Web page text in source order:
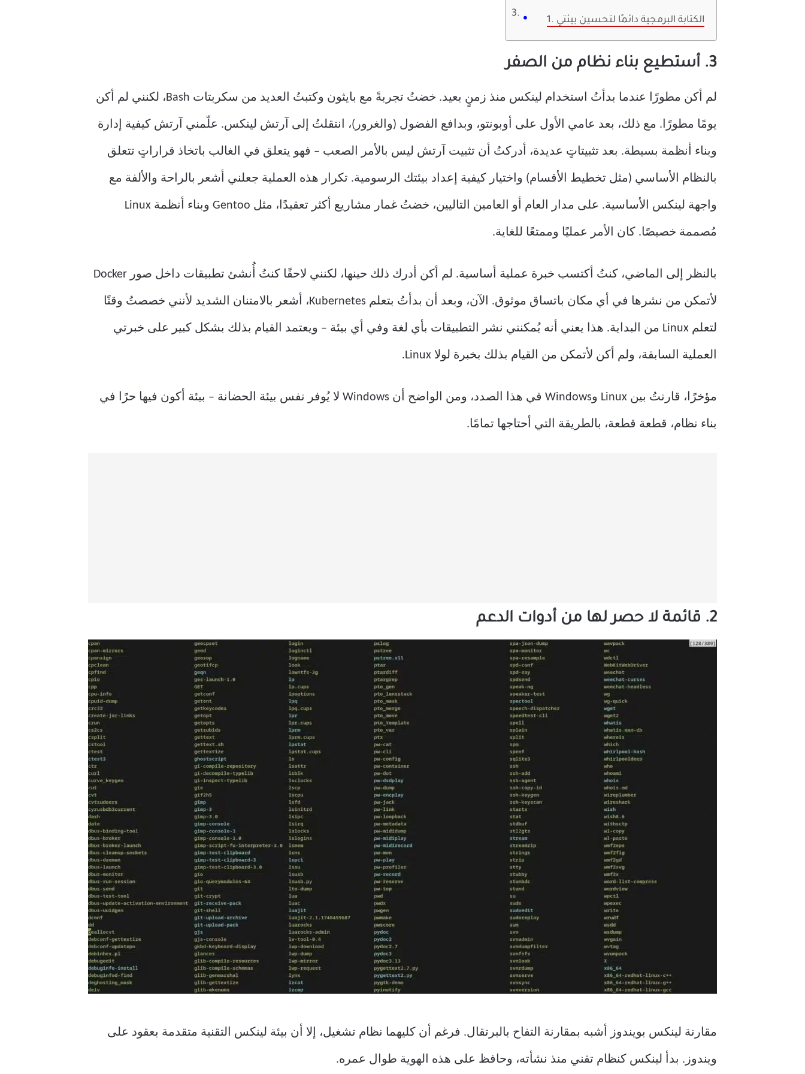
1. الكتابة البرمجية دائمًا لتحسين بيئتي
3. أستطيع بناء نظام من الصفر
لم أكن مطورًا عندما بدأتُ استخدام لينكس منذ زمنٍ بعيد. خضتُ تجربةً مع بايثون وكتبتُ العديد من سكربتات Bash، لكنني لم أكن
يومًا مطورًا. مع ذلك، بعد عامي الأول على أوبونتو، وبدافع الفضول (والغرور)، انتقلتُ إلى آرتش لينكس. علّمني آرتش كيفية إدارة
وبناء أنظمة بسيطة. بعد تثبيتاتٍ عديدة، أدركتُ أن تثبيت آرتش ليس بالأمر الصعب – فهو يتعلق في الغالب باتخاذ قراراتٍ تتعلق
بالنظام الأساسي (مثل تخطيط الأقسام) واختيار كيفية إعداد بيئتك الرسومية. تكرار هذه العملية جعلني أشعر بالراحة والألفة مع
واجهة لينكس الأساسية. على مدار العام أو العامين التاليين، خضتُ غمار مشاريع أكثر تعقيدًا، مثل Gentoo وبناء أنظمة Linux
مُصممة خصيصًا. كان الأمر عمليًا وممتعًا للغاية.
بالنظر إلى الماضي، كنتُ أكتسب خبرة عملية أساسية. لم أكن أدرك ذلك حينها، لكنني لاحقًا كنتُ أُنشئ تطبيقات داخل صور Docker
لأتمكن من نشرها في أي مكان باتساق موثوق. الآن، وبعد أن بدأتُ بتعلم Kubernetes، أشعر بالامتنان الشديد لأنني خصصتُ وقتًا
لتعلم Linux من البداية. هذا يعني أنه يُمكنني نشر التطبيقات بأي لغة وفي أي بيئة – ويعتمد القيام بذلك بشكل كبير على خبرتي
العملية السابقة، ولم أكن لأتمكن من القيام بذلك بخبرة لولا Linux.
مؤخرًا، قارنتُ بين Linux وWindows في هذا الصدد، ومن الواضح أن Windows لا يُوفر نفس بيئة الحضانة – بيئة أكون فيها حرًا في
بناء نظام، قطعة قطعة، بالطريقة التي أحتاجها تمامًا.
2. قائمة لا حصر لها من أدوات الدعم
مقارنة لينكس بويندوز أشبه بمقارنة التفاح بالبرتقال. فرغم أن كليهما نظام تشغيل، إلا أن بيئة لينكس التقنية متقدمة بعقود على
ويندوز. بدأ لينكس كنظام تقني منذ نشأته، وحافظ على هذه الهوية طوال عمره.